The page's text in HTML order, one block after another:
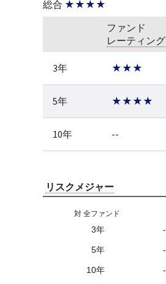
総合 ★★★★
ファンド
レーティング
3年 ★★★
5年 ★★★★
10年 --
リスクメジャー
対 全ファンド
3年 -
5年 -
10年 -